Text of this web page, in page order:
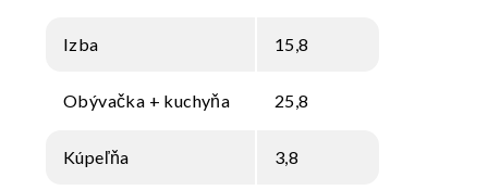
Izba 15,8
Obývačka + kuchyňa 25,8
Kúpeľňa 3,8